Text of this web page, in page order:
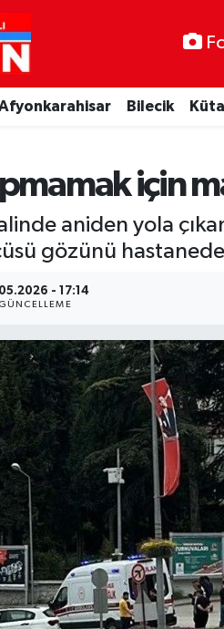
Bilecik
için
aniden yola
gözünü hastanede
- 17:14
GÜNCELLEME